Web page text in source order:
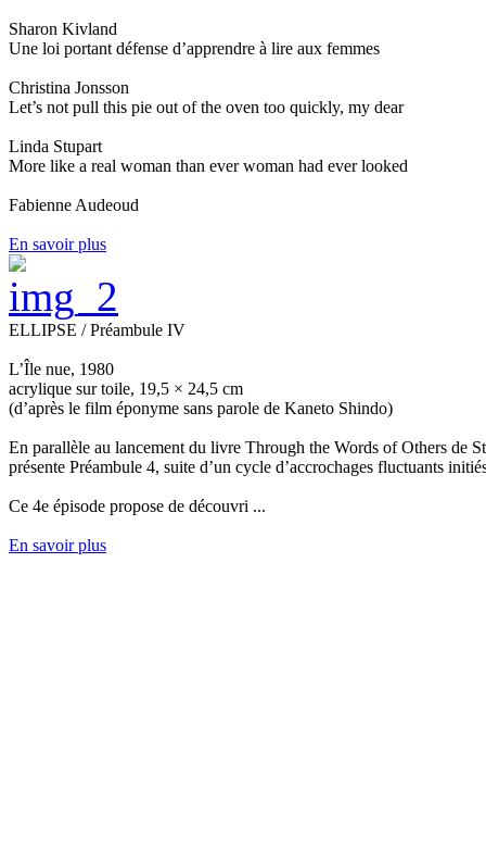
Sharon Kivland
Une loi portant défense d’apprendre à lire aux femmes
Christina Jonsson
Let’s not pull this pie out of the oven too quickly, my dear
Linda Stupart
More like a real woman than ever woman had ever looked
Fabienne Audeoud
En savoir plus
ELLIPSE / Préambule IV
L’Île nue, 1980
acrylique sur toile, 19,5 × 24,5 cm
(d’après le film éponyme sans parole de Kaneto Shindo)
En parallèle au lancement du livre Through the Words of Others de
présente Préambule 4, suite d’un cycle d’accrochages fluctuants
Ce 4e épisode propose de découvri ...
En savoir plus